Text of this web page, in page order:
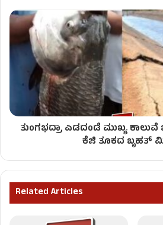
ತುಂಗಭದ್ರಾ ಎಡದಂಡೆ ಮುಖ್ಯ ಕಾಲುವೆ
ಕೆಜಿ ತೂಕದ ಬೃಹತ್
Related Articles